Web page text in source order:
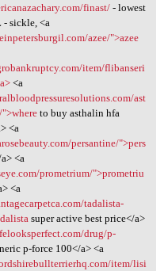
finast/- lowest
sickle, <a
azee/">azee
item/flibanseri
<a
ast
to buy asthalin hfa
<a
persantine/">pers
<a
prometrium/">prometriu
<a
tadalista-
super active best price</a>
drug/p-
p-force 100</a> <a
item/lisi